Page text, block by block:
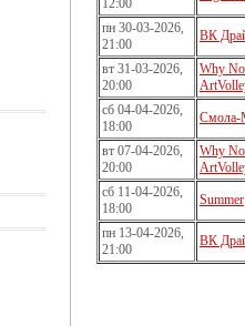
12:00
пн 30-03-2026,
21:00
ВК
вт 31-03-2026,
20:00
Why
сб 04-04-2026,
18:00
вт 07-04-2026,
20:00
Why
сб 11-04-2026,
18:00
Summer
пн 13-04-2026,
21:00
ВК